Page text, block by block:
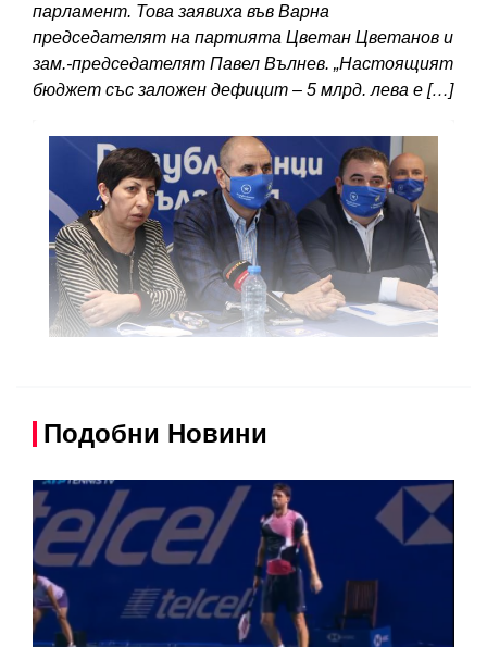
парламент. Това заявиха във Варна
председателят на партията Цветан Цветанов и
зам.-председателят Павел Вълнев. „Настоящият
бюджет със заложен дефицит – 5 млрд. лева е […]
Подобни Новини